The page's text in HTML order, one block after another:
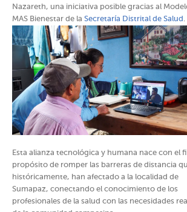
Nazareth, una iniciativa posible gracias al
MAS Bienestar de la Secretaría Distrital de Salud .
Esta alianza tecnológica y humana nace con el
propósito de romper las barreras de distancia
históricamente, han afectado a la localidad de
Sumapaz, conectando el conocimiento de los
profesionales de la salud con las necesidades